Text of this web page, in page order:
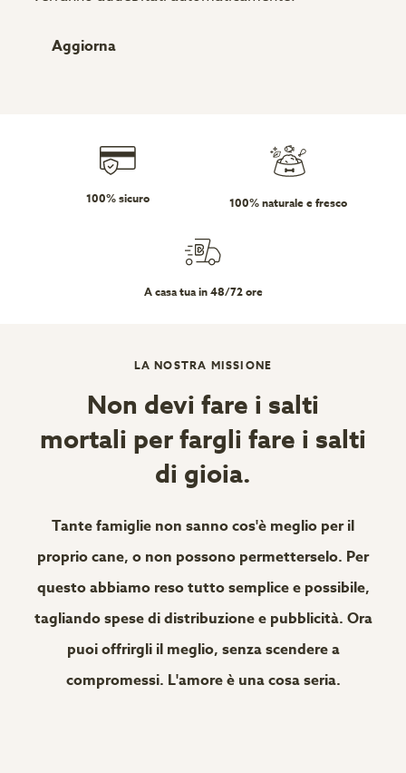
Aggiorna
100% sicuro 100% naturale e fresco
A casa tua in 48/72 ore
LA NOSTRA MISSIONE
Non devi fare i salti
mortali per fargli fare i salti
di gioia.
Tante famiglie non sanno cos'è meglio per il
proprio cane, o non possono permetterselo. Per
questo abbiamo reso tutto semplice e possibile,
tagliando spese di distribuzione e pubblicità. Ora
puoi offrirgli il meglio, senza scendere a
compromessi. L'amore è una cosa seria.